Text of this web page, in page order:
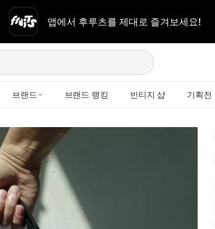
앱에서 후루츠를 제대로 즐겨보세요!
브랜드 브랜드 랭킹 빈티지 샵 기획전